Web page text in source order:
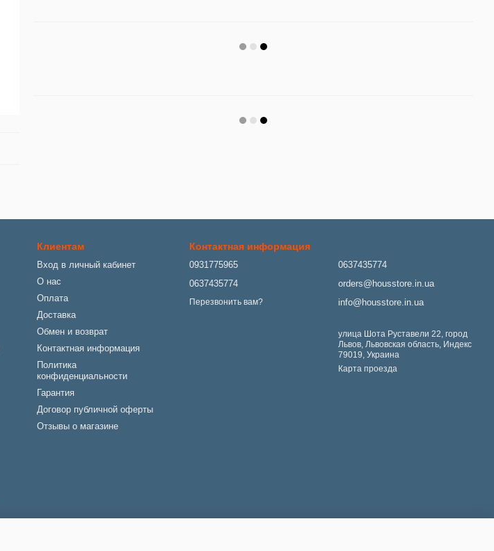
Клиентам
Вход в личный кабинет
О нас
Оплата
Доставка
Обмен и возврат
Контактная информация
Политика
конфиденциальности
Гарантия
Договор публичной оферты
Отзывы о магазине
Контактная информация
0931775965
0637435774
Перезвонить вам?
0637435774
orders@housstore.in.ua
info@housstore.in.ua
улица Шота Руставели 22, город
Львов, Львовская область, Индекс
79019, Украина
Карта проезда